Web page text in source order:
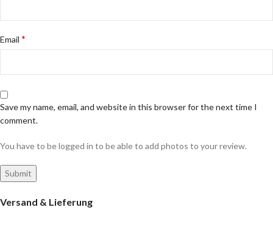
Email *
Save my name, email, and website in this browser for the next time I
comment.
You have to be logged in to be able to add photos to your review.
Versand & Lieferung